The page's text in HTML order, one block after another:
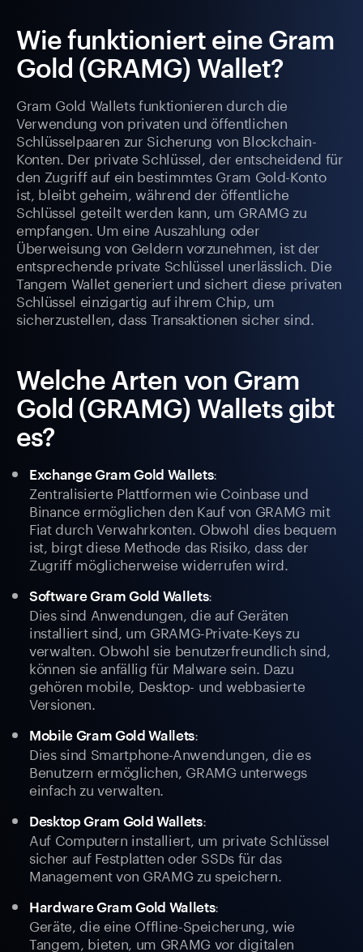
Wie funktioniert eine Gram
Gold (GRAMG) Wallet?
Gram Gold Wallets funktionieren durch die
Verwendung von privaten und öffentlichen
Schlüsselpaaren zur Sicherung von Blockchain-
Konten. Der private Schlüssel, der entscheidend für
den Zugriff auf ein bestimmtes Gram Gold-Konto
ist, bleibt geheim, während der öffentliche
Schlüssel geteilt werden kann, um GRAMG zu
empfangen. Um eine Auszahlung oder
Überweisung von Geldern vorzunehmen, ist der
entsprechende private Schlüssel unerlässlich. Die
Tangem Wallet generiert und sichert diese privaten
Schlüssel einzigartig auf ihrem Chip, um
sicherzustellen, dass Transaktionen sicher sind.
Welche Arten von Gram
Gold (GRAMG) Wallets gibt
es?
Exchange Gram Gold Wallets:
Zentralisierte Plattformen wie Coinbase und
Binance ermöglichen den Kauf von GRAMG mit
Fiat durch Verwahrkonten. Obwohl dies bequem
ist, birgt diese Methode das Risiko, dass der
Zugriff möglicherweise widerrufen wird.
Software Gram Gold Wallets:
Dies sind Anwendungen, die auf Geräten
installiert sind, um GRAMG-Private-Keys zu
verwalten. Obwohl sie benutzerfreundlich sind,
können sie anfällig für Malware sein. Dazu
gehören mobile, Desktop- und webbasierte
Versionen.
Mobile Gram Gold Wallets:
Dies sind Smartphone-Anwendungen, die es
Benutzern ermöglichen, GRAMG unterwegs
einfach zu verwalten.
Desktop Gram Gold Wallets:
Auf Computern installiert, um private Schlüssel
sicher auf Festplatten oder SSDs für das
Management von GRAMG zu speichern.
Hardware Gram Gold Wallets:
Geräte, die eine Offline-Speicherung, wie
Tangem, bieten, um GRAMG vor digitalen